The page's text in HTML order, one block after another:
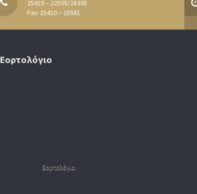
25410 – 22505/28305
Fax: 25410 – 25581
Εορτολόγιο
Εορτολόγιο